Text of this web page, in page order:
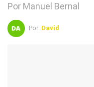
Por Manuel Bernal
Por: David